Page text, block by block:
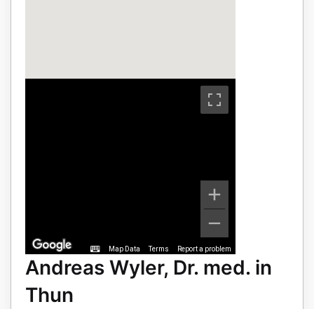
Map Data Terms Report a problem
Andreas Wyler, Dr. med. in
Thun